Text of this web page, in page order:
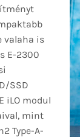
valaha is
E-2300
SSD
iLO modul
mint
Type-A-